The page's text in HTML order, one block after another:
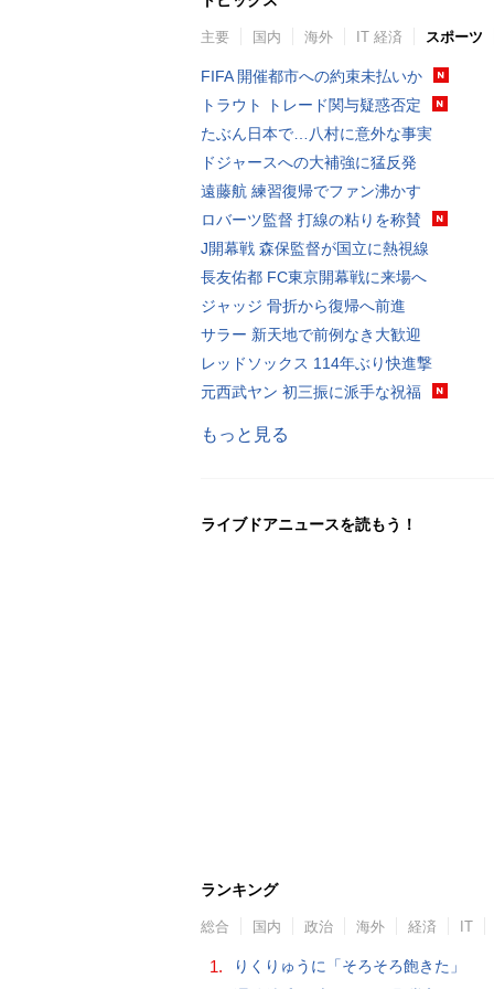
主要 国内 海外 IT 経済 スポーツ
FIFA 開催都市への約束未払いか
トラウト トレード関与疑惑否定
たぶん日本で…八村に意外な事実
ドジャースへの大補強に猛反発
遠藤航 練習復帰でファン沸かす
ロバーツ監督 打線の粘りを称賛
J開幕戦 森保監督が国立に熱視線
長友佑都 FC東京開幕戦に来場へ
ジャッジ 骨折から復帰へ前進
サラー 新天地で前例なき大歓迎
レッドソックス 114年ぶり快進撃
元西武ヤン 初三振に派手な祝福
もっと見る
ライブドアニュースを読もう！
ランキング
総合 国内 政治 海外 経済 IT
1. りくりゅうに「そろそろ飽きた」